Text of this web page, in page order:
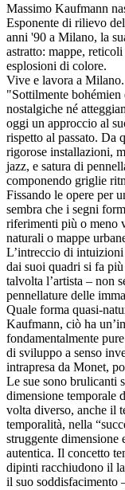
Massimo Kaufmann
Esponente di rilievo
anni '90 a Milano, la
astratto: mappe,
esplosioni di colore.
Vive e lavora a Milano.
"Sottilmente bohémien
nostalgiche né
oggi un approccio al
rispetto al passato. Da
rigorose installazioni,
jazz, e satura di
componendo griglie
Fissando le opere per
sembra che i segni
riferimenti più o meno
naturali o mappe
L’intreccio di
dai suoi quadri si fa
talvolta l’artista – non
pennellature delle
Quale forma quasi-
Kaufmann, ciò ha
fondamentalmente
di sviluppo a senso
intrapresa da Monet,
Le sue sono brulicanti
dimensione temporale
volta diverso, anche il
temporalità, nella
struggente dimensione
autentica. Il concetto
dipinti racchiudono il
il suo soddisfacimento